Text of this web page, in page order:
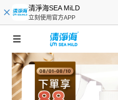
清淨海SEA MiLD
立刻使用官方APP